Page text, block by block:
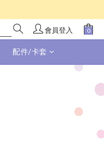
會員登入
配件/卡套